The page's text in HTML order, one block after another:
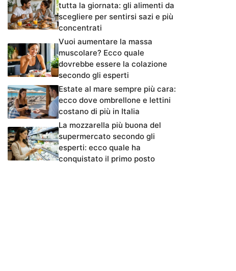
tutta la giornata: gli alimenti da
scegliere per sentirsi sazi e più
concentrati
Vuoi aumentare la massa
muscolare? Ecco quale
dovrebbe essere la colazione
secondo gli esperti
Estate al mare sempre più cara:
ecco dove ombrellone e lettini
costano di più in Italia
La mozzarella più buona del
supermercato secondo gli
esperti: ecco quale ha
conquistato il primo posto